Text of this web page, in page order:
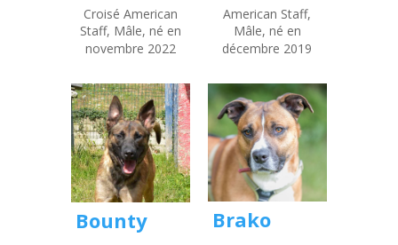
Croisé American
Staff, Mâle, né en
novembre 2022
American Staff,
Mâle, né en
décembre 2019
Bounty Brako